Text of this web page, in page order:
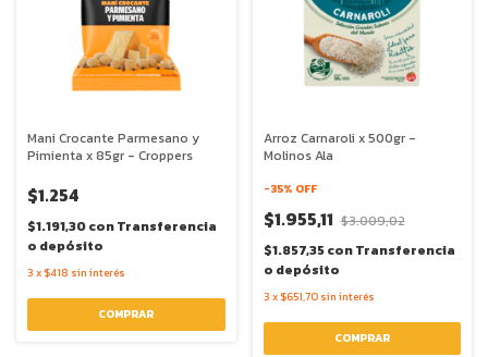
Mani Crocante Parmesano y
Pimienta x 85gr - Croppers
$1.254
$1.191,30conTransferencia
o depósito
3 x $418 sin interés
Arroz Carnaroli x 500gr -
Molinos Ala
-35% OFF
$1.955,11 $3.009,02
$1.857,35conTransferencia
o depósito
3 x $651,70 sin interés